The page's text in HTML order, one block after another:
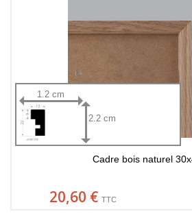
1.2 cm
2.2 cm
Cadre bois naturel
20,60 € TTC